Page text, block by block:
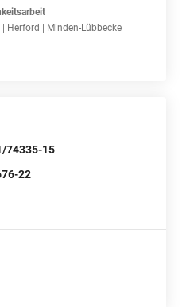
Herford | Minden-Lübbecke
74335-15
22